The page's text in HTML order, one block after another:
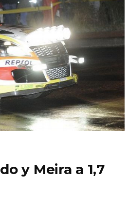
y Meira a 1,7